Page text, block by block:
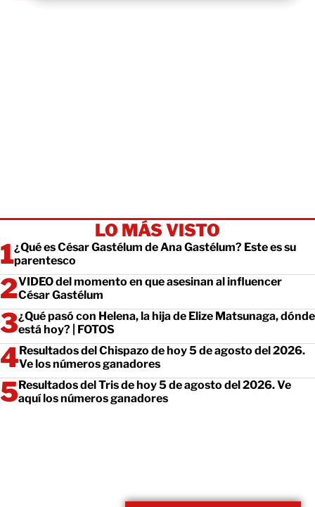
LO MÁS VISTO
¿Qué es César Gastélum de Ana Gastélum? Este es su
parentesco
VIDEO del momento en que asesinan al influencer
César Gastélum
¿Qué pasó con Helena, la hija de Elize Matsunaga, dónde
está hoy? | FOTOS
Resultados del Chispazo de hoy 5 de agosto del 2026.
Ve los números ganadores
Resultados del Tris de hoy 5 de agosto del 2026. Ve
aquí los números ganadores